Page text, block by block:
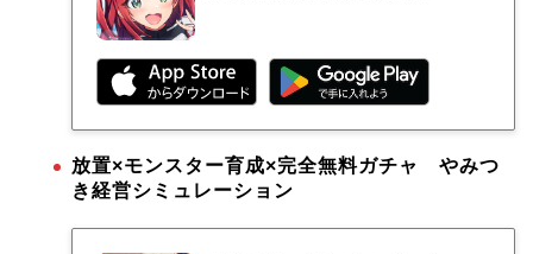
放置×モンスター育成×完全無料ガチャ やみつ
き経営シミュレーション